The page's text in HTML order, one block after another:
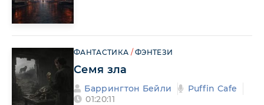
ФАНТАСТИКА /ФЭНТЕЗИ
Семя зла
Баррингтон Бейли
Puffin Cafe
01:20:11